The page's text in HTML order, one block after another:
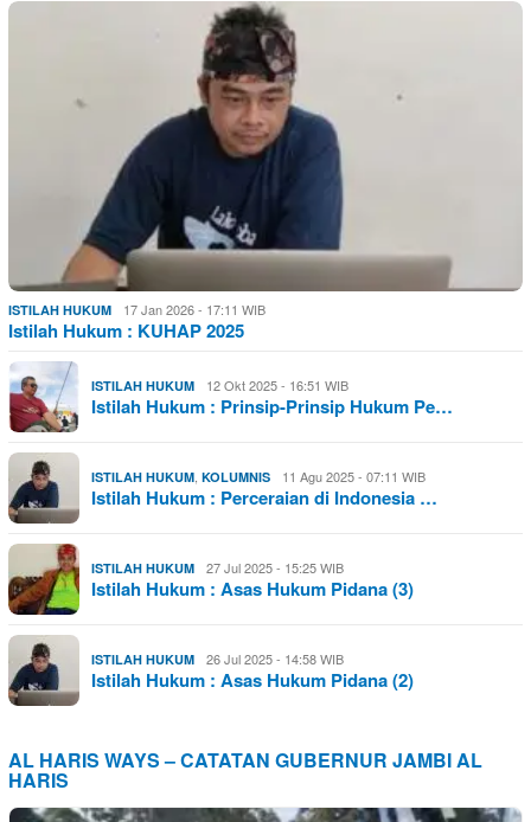
ISTILAH HUKUM 17 Jan 2026 - 17:11 WIB
Istilah Hukum : KUHAP 2025
ISTILAH HUKUM 12 Okt 2025 - 16:51 WIB
Istilah Hukum : Prinsip-Prinsip Hukum Pe…
ISTILAH HUKUM, KOLUMNIS 11 Agu 2025 - 07:11 WIB
Istilah Hukum : Perceraian di Indonesia …
ISTILAH HUKUM 27 Jul 2025 - 15:25 WIB
Istilah Hukum : Asas Hukum Pidana (3)
ISTILAH HUKUM 26 Jul 2025 - 14:58 WIB
Istilah Hukum : Asas Hukum Pidana (2)
AL HARIS WAYS – CATATAN GUBERNUR JAMBI AL
HARIS